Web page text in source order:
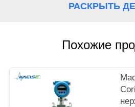
ПОЛИТИКА
РАСКРЫТЬ
Похожие